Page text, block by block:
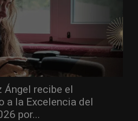
Ángel recibe el
a la Excelencia del
por...